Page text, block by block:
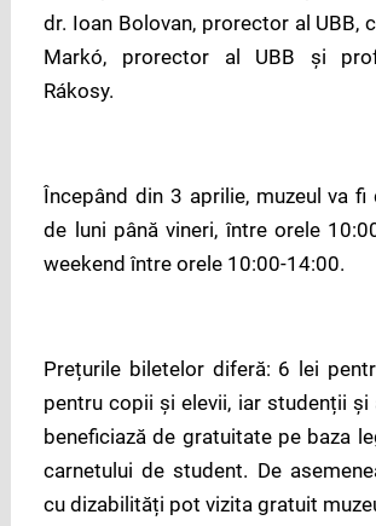
dr. Ioan Bolovan, prorector al UBB,
Markó, prorector al UBB și
Rákosy.
Începând din 3 aprilie, muzeul va fi
de luni până vineri, între orele
weekend între orele 10:00-14:00.
Prețurile biletelor diferă: 6 lei
pentru copii și elevii, iar studenții și
beneficiază de gratuitate pe baza
carnetului de student. De
cu dizabilități pot vizita gratuit